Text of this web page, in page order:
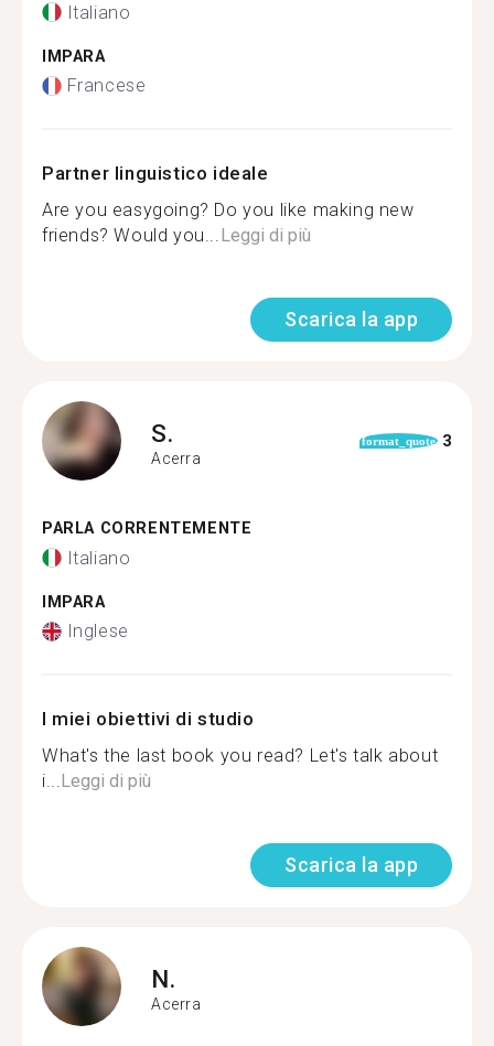
Italiano
IMPARA
Francese
Partner linguistico ideale
Are you easygoing? Do you like making new
friends? Would you...Leggi di più
Scarica la app
S.
Acerra
format_quote 3
PARLA CORRENTEMENTE
Italiano
IMPARA
Inglese
I miei obiettivi di studio
What's the last book you read? Let's talk about
i...Leggi di più
Scarica la app
N.
Acerra